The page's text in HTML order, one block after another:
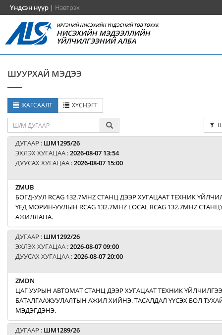
Үндсэн нүүр | Нэвтрэх
ИРГЭНИЙ НИСЭХИЙН ҮНДЭСНИЙ ТӨВ ТӨХХК
НИСЭХИЙН МЭДЭЭЛЛИЙН
ҮЙЛЧИЛГЭЭНИЙ АЛБА
ШУУРХАЙ МЭДЭЭ
ЖАГСААЛТ ХҮСНЭГТ
ДУГААР : ШМ1295/26
ЭХЛЭХ ХУГАЦАА :2026-08-07 13:54
ДУУСАХ ХУГАЦАА :2026-08-07 15:00
ZMUB
БОГД-УУЛ RCAG 132.7MHZ СТАНЦ ДЭЭР ХУГАЦААТ ТЕХНИК
ҮЕД МОРИН-УУЛЫН RCAG 132.7MHZ LOCAL RCAG 132.7MHZ
АЖИЛЛАНА.
ДУГААР : ШМ1292/26
ЭХЛЭХ ХУГАЦАА :2026-08-07 09:00
ДУУСАХ ХУГАЦАА :2026-08-07 20:00
ZMDN
ЦАГ УУРЫН АВТОМАТ СТАНЦ ДЭЭР ХУГАЦААТ ТЕХНИК
БАТАЛГААЖУУЛАЛТЫН АЖИЛ ХИЙНЭ. ТАСАЛДАЛ ҮҮСЭХ БОЛ
МЭДЭГДЭНЭ.
ДУГААР : ШМ1289/26